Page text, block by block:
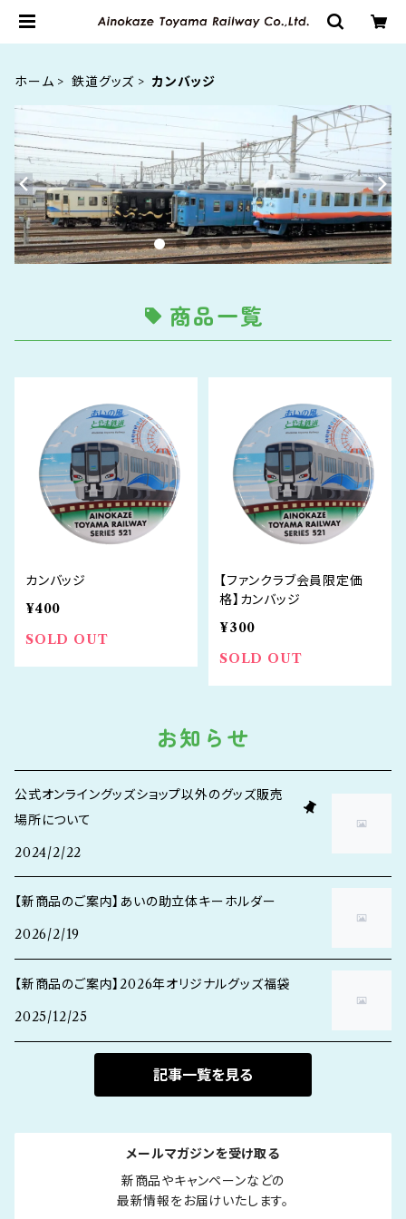
ホーム 鉄道グッズ カンバッジ
商品一覧
カンバッジ
¥400
SOLD OUT
【ファンクラブ会員限定価
格】カンバッジ
¥300
SOLD OUT
お知らせ
公式オンライングッズショップ以外のグッズ販売
場所について
2024/2/22
【新商品のご案内】あいの助立体キーホルダー
2026/2/19
【新商品のご案内】2026年オリジナルグッズ福袋
2025/12/25
記事一覧を見る
メールマガジンを受け取る
新商品やキャンペーンなどの
最新情報をお届けいたします。